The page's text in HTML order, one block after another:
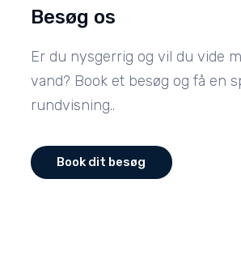
Besøg os
Er du nysgerrig og vil du vide
vand? Book et besøg og få en
rundvisning..
Book dit besøg